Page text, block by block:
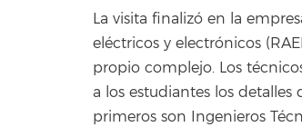
La visita finalizó en la
eléctricos y electrónicos
propio complejo. Los
a los estudiantes los
primeros son Ingenieros